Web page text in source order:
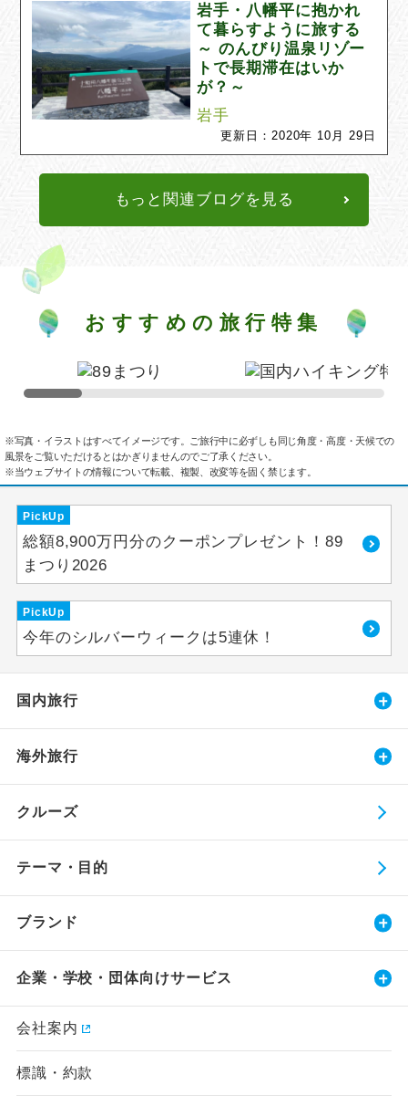
岩手・八幡平に抱かれ
て暮らすように旅する
～ のんびり温泉リゾー
トで長期滞在はいか
が？～
岩手
更新日：2020年 10月 29日
もっと関連ブログを見る
おすすめの旅行特集
※写真・イラストはすべてイメージです。ご旅行中に必ずしも同じ角度・高度・天候での
風景をご覧いただけるとはかぎりませんのでご了承ください。
※当ウェブサイトの情報について転載、複製、改変等を固く禁じます。
PickUp
総額8,900万円分のクーポンプレゼント！89
まつり2026
PickUp
今年のシルバーウィークは5連休！
国内旅行
海外旅行
クルーズ
テーマ・目的
ブランド
企業・学校・団体向けサービス
会社案内
標識・約款